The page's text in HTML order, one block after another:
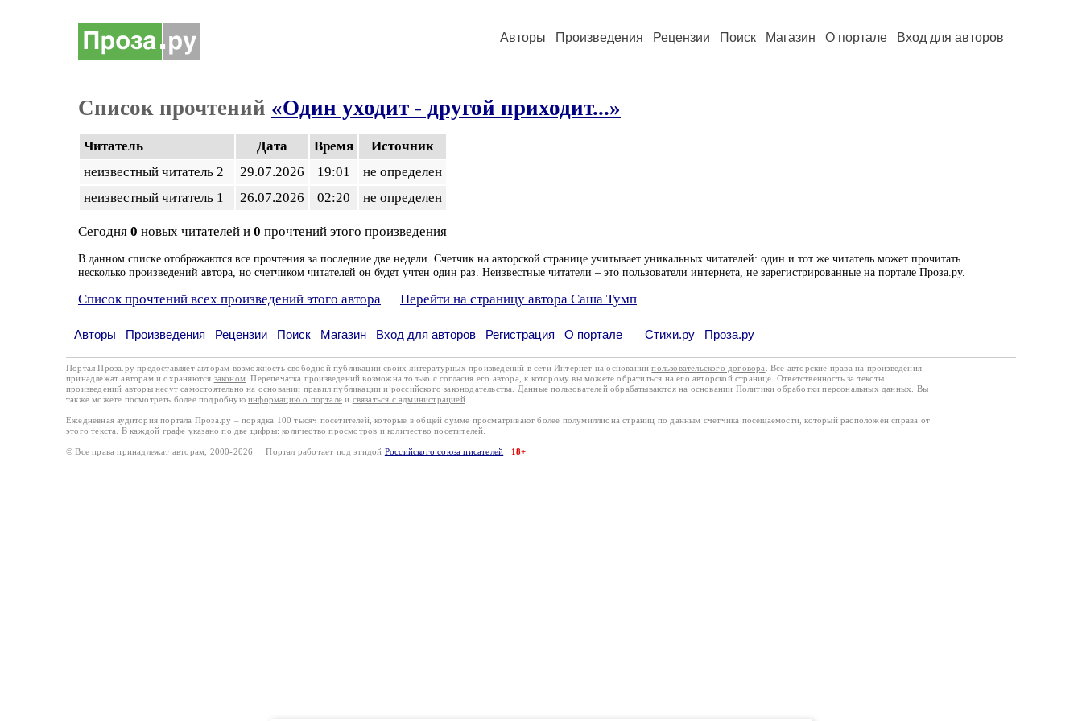
Авторы Произведения Рецензии Поиск Магазин О портале Вход для авторов
Список прочтений «Один уходит - другой приходит...»
Читатель Дата Время
Источник
неизвестный читатель 2
29.07.2026 19:01
не определен
неизвестный читатель 1
26.07.2026 02:20 не определен
Сегодня 0 новых читателей и 0 прочтений этого произведения
В данном списке отображаются все прочтения за последние две недели. Счетчик на авторской странице учитывает уникальных читателей: один и тот же читатель может прочитать
несколько произведений автора, но счетчиком читателей он будет учтен один раз. Неизвестные читатели – это пользователи интернета, не зарегистрированные на портале Проза.ру.
Список прочтений всех произведений этого автора Перейти на страницу автора Саша Тумп
Авторы Произведения Рецензии Поиск Магазин Вход для авторов Регистрация О портале Стихи.ру Проза.ру
Портал Проза.ру предоставляет авторам возможность свободной публикации своих литературных произведений в сети Интернет на основаниипользовательского договора
. Все авторские права на произведения
принадлежат авторам и охраняются законом . Перепечатка произведений возможна только с согласия его автора, к которому вы можете обратиться на его авторской странице. Ответственность за тексты
произведений авторы несут самостоятельно на основании правил публикации и российского законодательства . Данные пользователей обрабатываются на основании Политики обработки персональных данных
. Вы
также можете посмотреть более подробную информацию о портале и связаться с администрацией.
Ежедневная аудитория портала Проза.ру – порядка 100 тысяч посетителей, которые в общей сумме просматривают более полумиллиона страниц по данным счетчика посещаемости, который расположен справа от
этого текста. В каждой графе указано по две цифры: количество просмотров и количество посетителей.
© Все права принадлежат авторам, 2000-2026 Портал работает под эгидой Российского союза писателей 18+